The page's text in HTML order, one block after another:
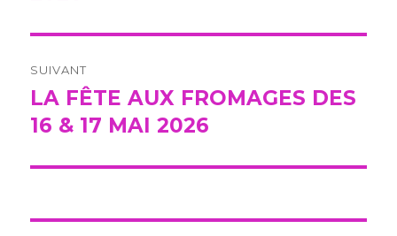
SUIVANT
Publication
suivante :
LA FÊTE AUX FROMAGES DES
16 & 17 MAI 2026